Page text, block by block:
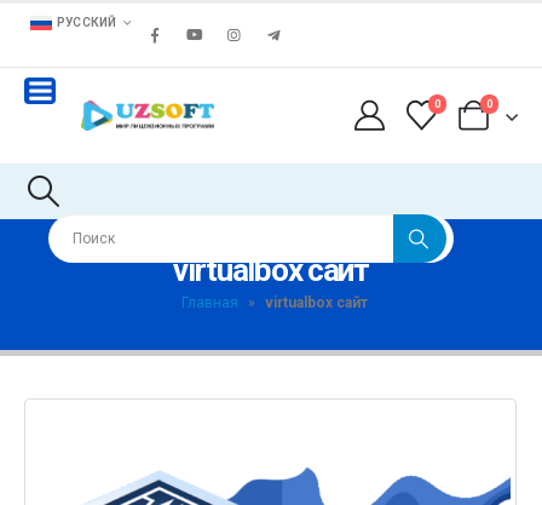
РУССКИЙ
0 0
virtualbox сайт
Главная » virtualbox сайт